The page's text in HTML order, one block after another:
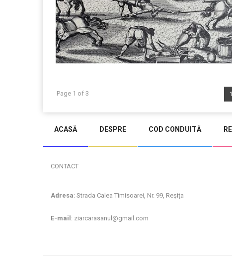
Page 1 of 3 1
ACASĂ DESPRE COD CONDUITĂ
CONTACT
Adresa: Strada Calea Timisoarei, Nr. 99, Reșița
E-mail : ziarcarasanul@gmail.com